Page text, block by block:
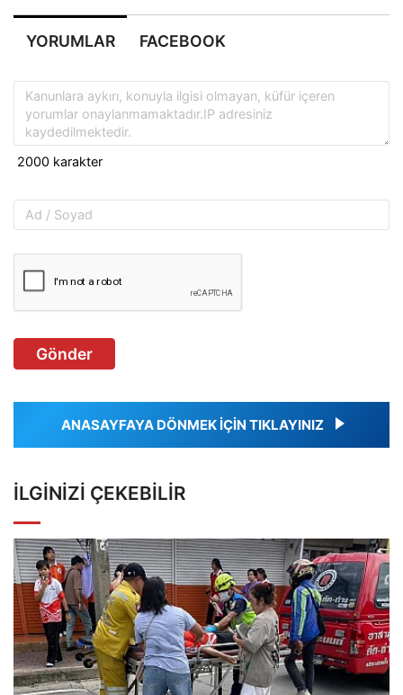
YORUMLAR FACEBOOK
Gönder
ANASAYFAYA DÖNMEK İÇİN TIKLAYINIZ
İLGINIZI ÇEKEBILIR